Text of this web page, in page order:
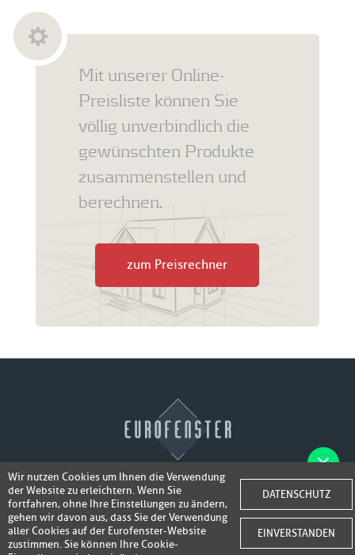
Wir nutzen Cookies um Ihnen die Verwendung
der Website zu erleichtern. Wenn Sie
fortfahren, ohne Ihre Einstellungen zu ändern,
gehen wir davon aus, dass Sie der Verwendung
aller Cookies auf der Eurofenster-Website
zustimmen. Sie können Ihre Cookie-
DATENSCHUTZ
EINVERSTANDEN
Fotos der Fenster/Elemente per WhatsApp
senden und ein Super-Angebotinkl. 50,-
bis 100,- EURGutschrift erhalten!
Mit unserer Online-
Preisliste können Sie
völlig unverbindlich die
gewünschten Produkte
zusammenstellen und
berechnen.
zum Preisrechner
© 2026 Eurofenster
Webdesign byWebidea Advance